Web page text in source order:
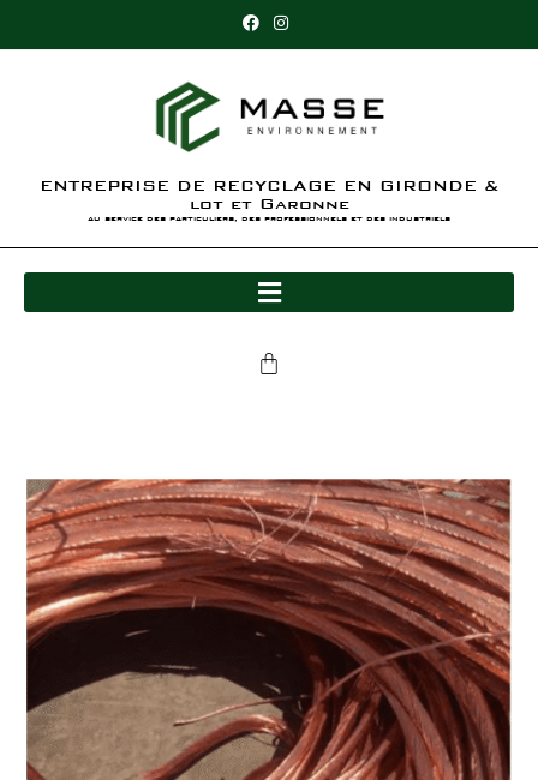
ENTREPRISE DE RECYCLAGE EN GIRONDE &
lot et Garonne
au service des particuliers, des professionnels et des industriels